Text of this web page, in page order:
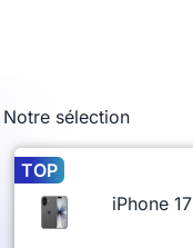
Notre sélection
TOP
iPhone 17